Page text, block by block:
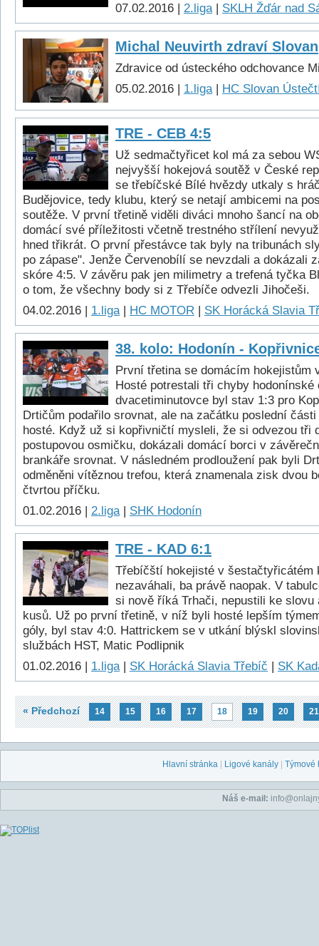
07.02.2016 | 2.liga| SKLH Žďár nad
Michal Neuvirth zdraví Slovan
Zdravice od ústeckého odchovance
05.02.2016 | 1.liga| HC Slovan
TRE - CEB 4:5
Už sedmačtyřicet kol má za sebou
nejvyšší hokejová soutěž v České
se třebíčské Bílé hvězdy utkaly s
Budějovice, tedy klubu, který se netají ambicemi na
soutěže. V první třetině viděli diváci mnoho šancí na
domácí své příležitosti včetně trestného střílení
hned třikrát. O první přestávce tak byly na tribunách
po zápase". Jenže Červenobílí se nevzdali a dokázali
skóre 4:5. V závěru pak jen milimetry a trefená tyčka
o tom, že všechny body si z Třebíče odvezli Jihočeši.
04.02.2016 | 1.liga| HC MOTOR | SK Horácká Slavia
38. kolo: Hodonín -
První třetina se domácím hokejistům
Hosté potrestali tři chyby
dvacetiminutovce byl stav 1:3 pro
Drtičům podařilo srovnat, ale na začátku poslední
hosté. Když už si kopřivničtí mysleli, že si odvezou tři
postupovou osmičku, dokázali domácí borci v
brankáře srovnat. V následném prodloužení pak byli
odměněni vítěznou trefou, která znamenala zisk dvou
čtvrtou příčku.
01.02.2016 | 2.liga| SHK Hodonín
TRE - KAD 6:1
Třebíčští hokejisté v šestačtyřicátém
nezaváhali, ba právě naopak. V
si nově říká Trhači, nepustili ke
kusů. Už po první třetině, v níž byli hosté lepším
góly, byl stav 4:0. Hattrickem se v utkání blýskl
službách HST, Matic Podlipnik
01.02.2016 | 1.liga| SK Horácká Slavia Třebíč | SK
« Předchozí 14 15 16 17 18 19 20 21
Hlavní stránka Ligové kanály Týmové
Náš e-mail: